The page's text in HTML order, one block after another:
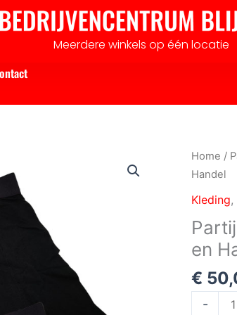
Meerdere winkels op één locatie
Home /
Handel
Kleding,
en
€
-
Partij
Work
pack
voor
en
Handel